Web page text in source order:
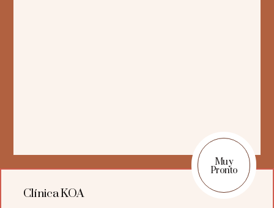
Clínica KOA
Muy
Pronto